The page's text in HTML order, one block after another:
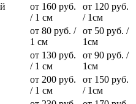
от 160 руб.
/ 1 см
от 120 руб.
/ 1см
от 80 руб. /
1 см
от 50 руб. /
1см
от 130 руб.
/ 1 см
от 90 руб. /
1см
от 200 руб.
/ 1 см
от 150 руб.
/ 1см